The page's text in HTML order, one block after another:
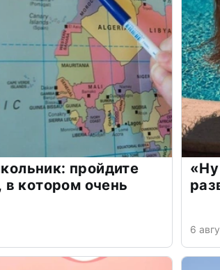
пройдите
в котором очень
6